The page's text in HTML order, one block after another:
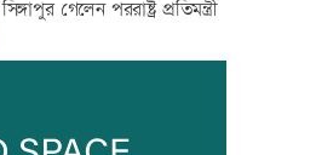
সিঙ্গাপুর গেলেন পররাষ্ট্র প্রতিমন্ত্রী